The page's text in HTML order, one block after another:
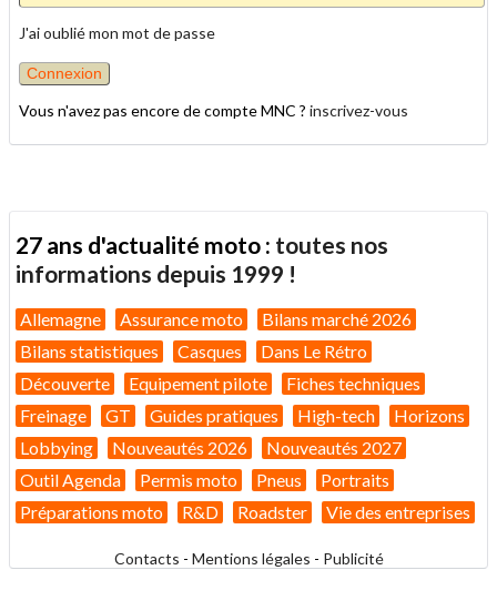
J'ai oublié mon mot de passe
Vous n'avez pas encore de compte MNC ? inscrivez-vous
27 ans d'actualité moto : toutes nos
informations depuis 1999 !
Allemagne Assurance moto
Bilans marché 2026
Bilans statistiques
Casques
Dans Le Rétro
Découverte
Equipement pilote
Fiches techniques
Freinage
GT Guides pratiques High-tech
Horizons
Lobbying
Nouveautés 2026
Nouveautés 2027
Outil Agenda
Permis moto Pneus
Portraits
Préparations moto
R&D Roadster Vie des entreprises
Contacts - Mentions légales - Publicité